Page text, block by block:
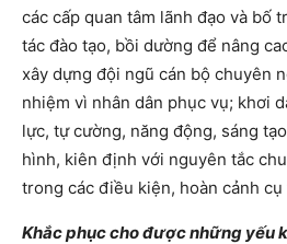
các cấp quan tâm lãnh đạo và bố
tác đào tạo, bồi dường để nâng
xây dựng đội ngũ cán bộ chuyên
nhiệm vì nhân dân phục vụ; khơi
lực, tự cường, năng động, sáng
hình, kiên định với nguyên tắc
trong các điều kiện, hoàn cảnh cụ
Khắc phục cho được những yếu